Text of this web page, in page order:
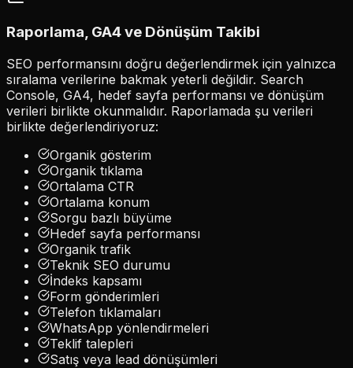
Raporlama, GA4 ve Dönüşüm Takibi
SEO performansını doğru değerlendirmek için yalnızca
sıralama verilerine bakmak yeterli değildir. Search
Console, GA4, hedef sayfa performansı ve dönüşüm
verileri birlikte okunmalıdır. Raporlamada şu verileri
birlikte değerlendiriyoruz:
Organik gösterim
Organik tıklama
Ortalama CTR
Ortalama konum
Sorgu bazlı büyüme
Hedef sayfa performansı
Organik trafik
Teknik SEO durumu
İndeks kapsamı
Form gönderimleri
Telefon tıklamaları
WhatsApp yönlendirmeleri
Teklif talepleri
Satış veya lead dönüşümleri